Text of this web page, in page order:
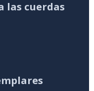
las cuerdas